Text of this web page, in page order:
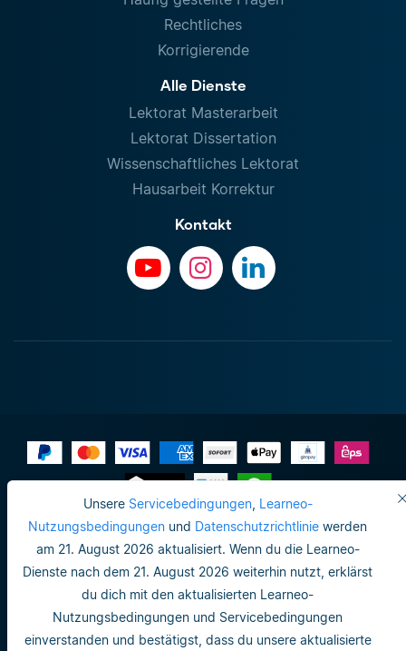
Unsere Servicebedingungen, Learneo-
Nutzungsbedingungen und Datenschutzrichtlinie werden
am 21. August 2026 aktualisiert. Wenn du die Learneo-
Dienste nach dem 21. August 2026 weiterhin nutzt, erklärst
du dich mit den aktualisierten Learneo-
Nutzungsbedingungen und Servicebedingungen
einverstanden und bestätigst, dass du unsere aktualisierte
Rechtliches
Korrigierende
Alle Dienste
Lektorat Masterarbeit
Lektorat Dissertation
Wissenschaftliches Lektorat
Hausarbeit Korrektur
Kontakt
Impressum
Do not sell or share my personal info
Nutzungsbedingungen
Datenschutzrichtlinie